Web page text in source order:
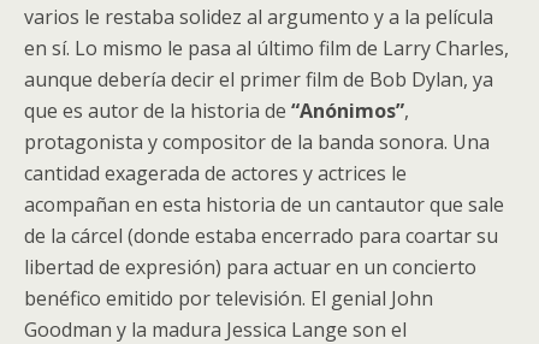
varios le restaba solidez al argumento y a la película
en sí. Lo mismo le pasa al último film de Larry Charles,
aunque debería decir el primer film de Bob Dylan, ya
que es autor de la historia de “Anónimos”,
protagonista y compositor de la banda sonora. Una
cantidad exagerada de actores y actrices le
acompañan en esta historia de un cantautor que sale
de la cárcel (donde estaba encerrado para coartar su
libertad de expresión) para actuar en un concierto
benéfico emitido por televisión. El genial John
Goodman y la madura Jessica Lange son el